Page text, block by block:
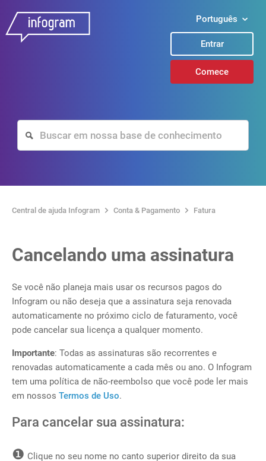
Português
Entrar
Comece
Central de ajuda Infogram Conta & Pagamento Fatura
Cancelando uma assinatura
Se você não planeja mais usar os recursos pagos do
Infogram ou não deseja que a assinatura seja renovada
automaticamente no próximo ciclo de faturamento, você
pode cancelar sua licença a qualquer momento.
Importante: Todas as assinaturas são recorrentes e
renovadas automaticamente a cada mês ou ano. O Infogram
tem uma política de não-reembolso que você pode ler mais
em nossos Termos de Uso.
Para cancelar sua assinatura:
❶ Clique no seu nome no canto superior direito da sua